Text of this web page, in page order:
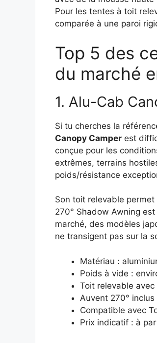
Pour les tentes à toit
comparée à une paroi
Top 5 des
du marché
1. Alu-Cab
Si tu cherches la
Canopy Camper est
conçue pour les
extrêmes, terrains
poids/résistance
Son toit relevable
270° Shadow Awning
marché, des modèles
ne transigent pas sur la
Matériau :
Poids à vide :
Toit relevable
Auvent 270°
Compatible avec
Prix indicatif : à